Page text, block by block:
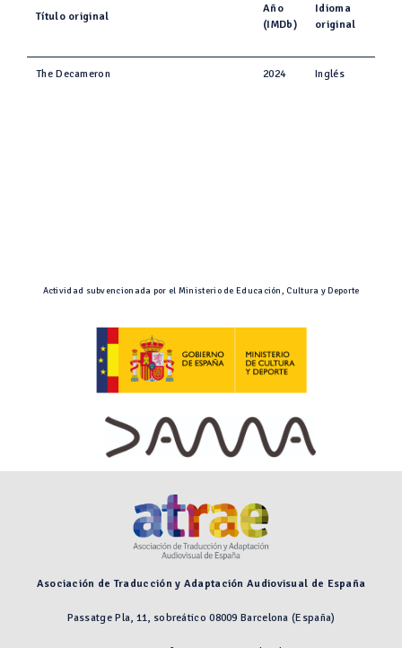
Título original
Año
(IMDb)
Idioma
original
The Decameron 2024 Inglés
Actividad subvencionada por el Ministerio de Educación, Cultura y Deporte
Asociación de Traducción y Adaptación Audiovisual de España
Passatge Pla, 11, sobreático 08009 Barcelona (España)